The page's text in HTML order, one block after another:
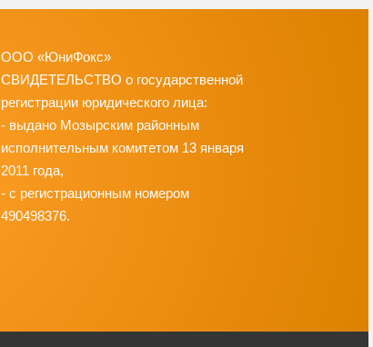
ООО «ЮниФокс»
СВИДЕТЕЛЬСТВО о государственной
регистрации юридического лица:
- выдано Мозырским районным
исполнительным комитетом 13 января
2011 года,
- с регистрационным номером
490498376.